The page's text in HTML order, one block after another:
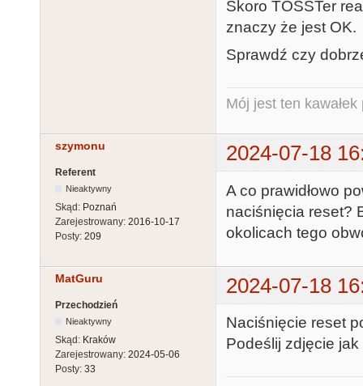
Skoro TOSSTer
znaczy że jest OK.
Sprawdź czy
Mój jest ten kawałek
szymonu 2024-07-18
Referent
Nieaktywny
Skąd: Poznań
Zarejestrowany: 2016-10-17
Posty: 209
A co prawidłowo
naciśnięcia reset?
okolicach tego
MatGuru 2024-07-18
Przechodzień
Nieaktywny
Skąd: Kraków
Zarejestrowany: 2024-05-06
Posty: 33
Naciśnięcie reset
Podeślij zdjęcie